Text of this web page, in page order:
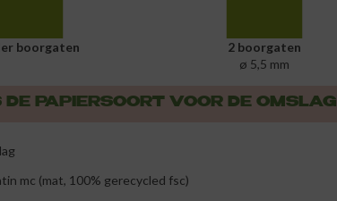
boorgaten
2 boorgaten
ø 5,5 mm
DE PAPIERSOORT VOOR DE OMSLAG
mc (mat, 100% gerecycled fsc)